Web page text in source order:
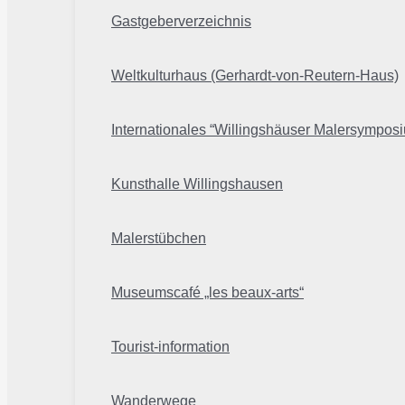
Gastgeberverzeichnis
Weltkulturhaus (Gerhardt-von-Reutern-Haus)
Internationales “Willingshäuser
Kunsthalle Willingshausen
Malerstübchen
Museumscafé „les beaux-arts“
Tourist-information
Wanderwege